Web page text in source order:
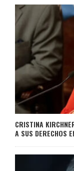
CRISTINA
A SUS DERECHOS